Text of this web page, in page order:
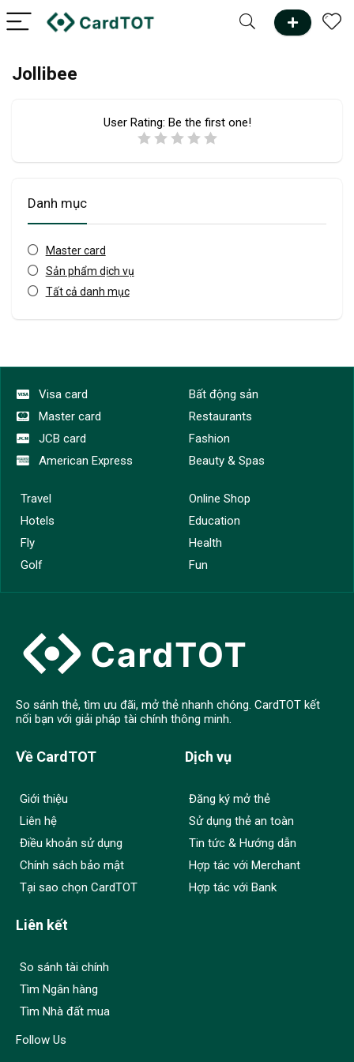
Jollibee
User Rating: Be the first one!
Danh mục
Master card
Sản phẩm dịch vụ
Tất cả danh mục
Visa card
Master card
JCB card
American Express
Bất động sản
Restaurants
Fashion
Beauty & Spas
Travel
Hotels
Fly
Golf
Online Shop
Education
Health
Fun
So sánh thẻ, tìm ưu đãi, mở thẻ nhanh chóng. CardTOT kết
nối bạn với giải pháp tài chính thông minh.
Về CardTOT
Giới thiệu
Liên hệ
Điều khoản sử dụng
Chính sách bảo mật
Tại sao chọn CardTOT
Dịch vụ
Đăng ký mở thẻ
Sử dụng thẻ an toàn
Tin tức & Hướng dẫn
Hợp tác với Merchant
Hợp tác với Bank
Liên kết
So sánh tài chính
Tìm Ngân hàng
Tìm Nhà đất mua
Follow Us